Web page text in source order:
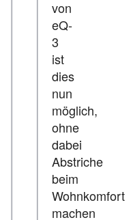
von
eQ-
3
ist
dies
nun
möglich,
ohne
dabei
Abstriche
beim
Wohnkomfort
machen